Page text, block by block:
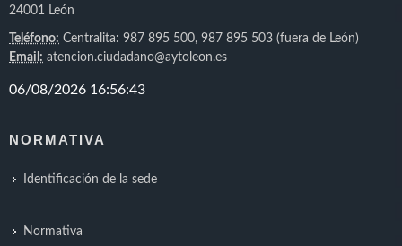
24001 León
Teléfono: Centralita: 987 895 500, 987 895 503 (fuera de León)
Email: atencion.ciudadano@aytoleon.es
NORMATIVA
Identificación de la sede
Normativa